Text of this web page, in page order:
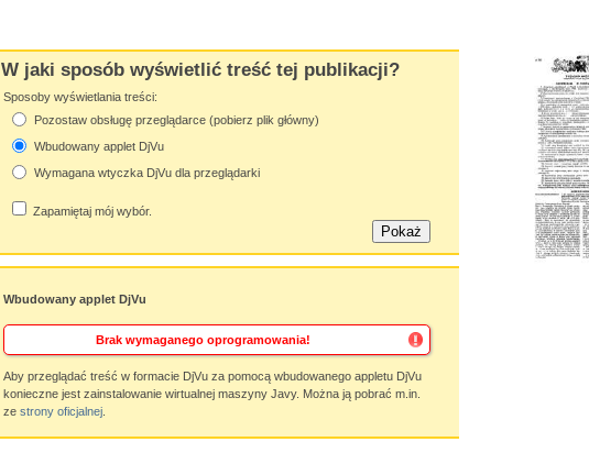
W jaki sposób wyświetlić treść tej publikacji?
Sposoby wyświetlania treści:
Pozostaw obsługę przeglądarce (pobierz plik główny)
Wbudowany applet DjVu
Wymagana wtyczka DjVu dla przeglądarki
Zapamiętaj mój wybór.
Wbudowany applet DjVu
Brak wymaganego oprogramowania!
Aby przeglądać treść w formacie DjVu za pomocą wbudowanego appletu DjVu
konieczne jest zainstalowanie wirtualnej maszyny Javy. Można ją pobrać m.in.
ze strony oficjalnej